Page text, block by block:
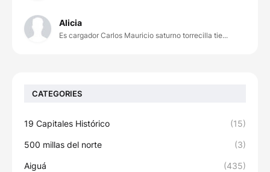
Alicia
Es cargador Carlos Mauricio saturno torrecilla tie...
CATEGORIES
19 Capitales Histórico (15)
500 millas del norte (3)
Aiguá (435)